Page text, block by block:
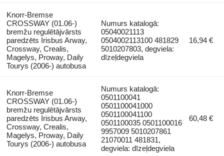
Knorr-Bremse
CROSSWAY (01.06-)
bremžu regulētājvārsts
paredzēts Irisbus Arway,
Crossway, Crealis,
Magelys, Proway, Daily
Tourys (2006-) autobusa
Numurs katalogā:
05040021113
0504002113100 481829
5010207803, degviela:
dīzeļdegviela
16,94 €
Knorr-Bremse
CROSSWAY (01.06-)
bremžu regulētājvārsts
paredzēts Irisbus Arway,
Crossway, Crealis,
Magelys, Proway, Daily
Tourys (2006-) autobusa
Numurs katalogā:
0501100041
0501100041000
0501100041100
0501100035 0501100016
9957009 5010207861
21070011 481831,
degviela: dīzeļdegviela
60,48 €